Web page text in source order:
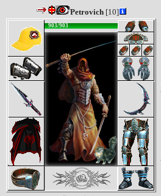
Petrovich[10]
903/903